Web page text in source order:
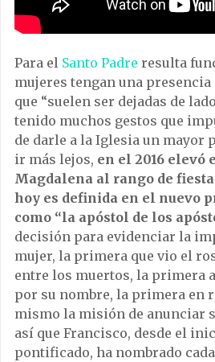
Para el Santo Padre resulta
mujeres tengan una presencia
que “suelen ser dejadas de
tenido muchos gestos que
de darle a la Iglesia un mayor
ir más lejos, en el 2016 elevó
Magdalena al rango de
hoy es definida en el nuevo
como “la apóstol de los
decisión para evidenciar la
mujer, la primera que vio el
entre los muertos, la primera
por su nombre, la primera en
mismo la misión de anunciar
así que Francisco, desde el
pontificado, ha nombrado